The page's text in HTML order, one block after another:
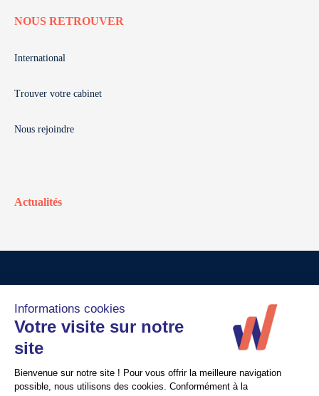
NOUS RETROUVER
International
Trouver votre cabinet
Nous rejoindre
Actualités
Crédits